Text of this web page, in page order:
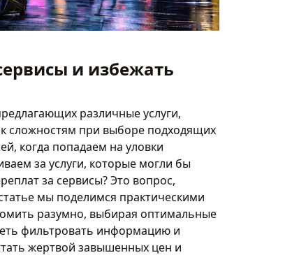
и избежать
различные услуги,
сложностям при выборе подходящих
когда попадаем на уловки
за услуги, которые могли бы
за сервисы? Это вопрос,
мы поделимся практическими
разумно, выбирая оптимальные
фильтровать информацию и
жертвой завышенных цен и